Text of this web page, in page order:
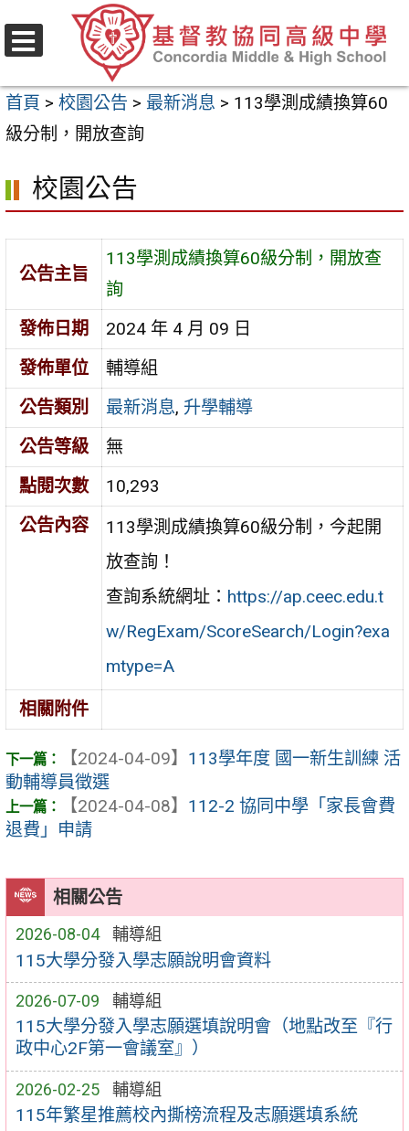
至
要
內
區
首頁 > 校園公告 > 最新消息 > 113學測成績換算60
級分制，開放查詢
相關公告
2026-08-04 輔導組
115大學分發入學志願說明會資料
2026-07-09 輔導組
115大學分發入學志願選填說明會（地點改至『行
政中心2F第一會議室』）
2026-02-25 輔導組
115年繁星推薦校內撕榜流程及志願選填系統
校園公告
公告主旨
113學測成績換算60級分制，開放查
詢
發佈日期
2024 年 4 月 09 日
發佈單位
輔導組
公告類別
最新消息, 升學輔導
公告等級
無
點閱次數
10,293
公告內容
113學測成績換算60級分制，今起開
放查詢！
查詢系統網址： https://ap.ceec.edu.t
w/RegExam/ScoreSearch/Login?exa
mtype=A
相關附件
【2024-04-09】 113學年度 國一新生訓練 活
動輔導員徵選
【2024-04-08】 112-2 協同中學「家長會費
退費」申請
選
單